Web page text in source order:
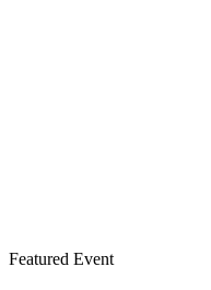
Featured Event